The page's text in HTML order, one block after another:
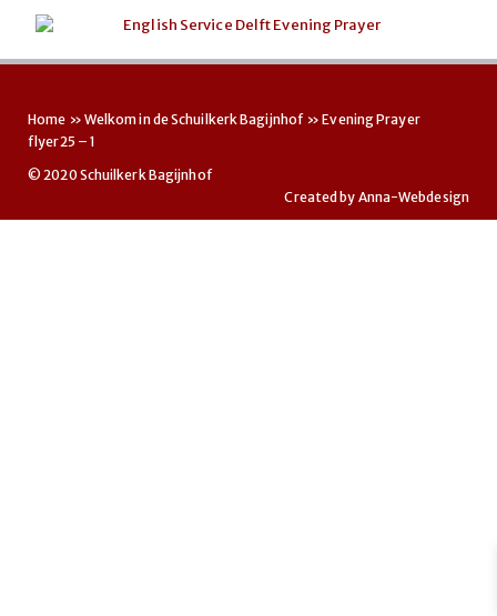
Home » Welkom in de Schuilkerk Bagijnhof »Evening Prayer
flyer25 – 1
© 2020 Schuilkerk Bagijnhof
Created by Anna-Webdesign